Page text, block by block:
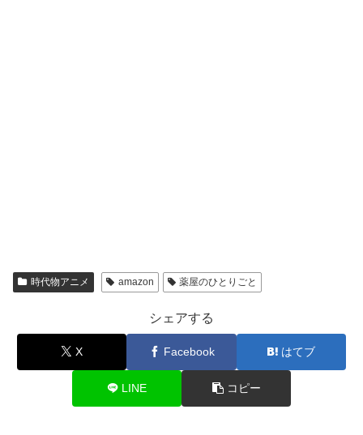
時代物アニメ amazon 薬屋のひとりごと
シェアする
X Facebook はてブ
LINE コピー